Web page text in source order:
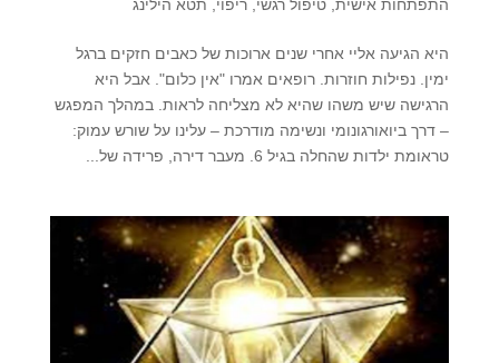
התפתחות אישית, טיפול רגשי ריפוי תטא הילינג
היא הגיעה אליי אחרי שנים ארוכות של כאבים חזקים ברגל
ימין. נפילות חוזרות. רופאים אמרו "אין כלום". אבל היא
הרגישה שיש משהו שהיא לא מצליחה לראות. במהלך המפגש
– דרך ביואורגונומי ונשימה מודרכת – עלינו על שורש עמוק:
טראומת ילדות שהחלה בגיל 6. מעבר דירה, פרידה של...